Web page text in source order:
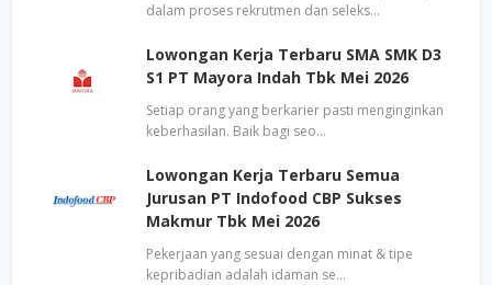
dalam proses rekrutmen dan seleks…
Lowongan Kerja Terbaru SMA SMK D3
S1 PT Mayora Indah Tbk Mei 2026
Setiap orang yang berkarier pasti menginginkan
keberhasilan. Baik bagi seo…
Lowongan Kerja Terbaru Semua
Jurusan PT Indofood CBP Sukses
Makmur Tbk Mei 2026
Pekerjaan yang sesuai dengan minat & tipe
kepribadian adalah idaman se…